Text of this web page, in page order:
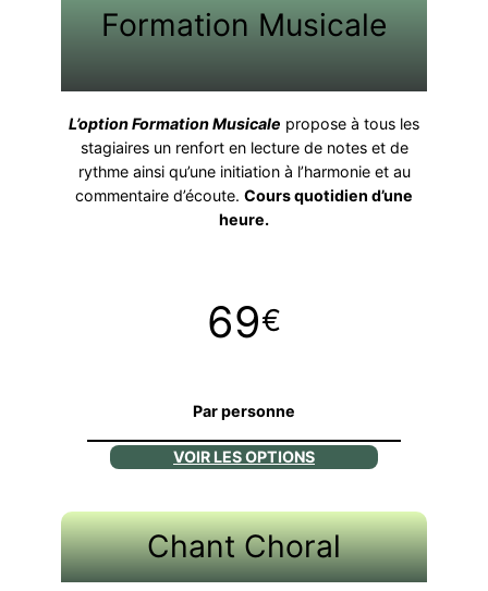
Formation Musicale
L’option Formation Musicale propose à tous les
stagiaires un renfort en lecture de notes et de
rythme ainsi qu’une initiation à l’harmonie et au
commentaire d’écoute. Cours quotidien d’une
heure.
69€
Par personne
VOIR LES OPTIONS
Chant Choral